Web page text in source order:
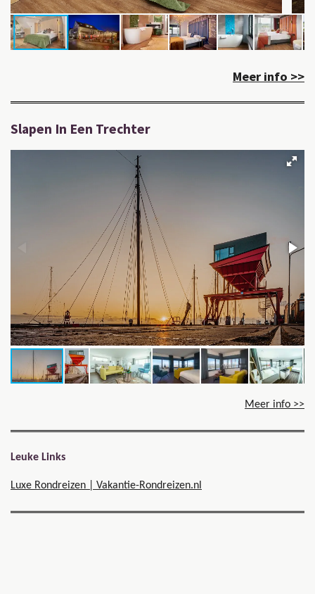
Meer info >>
Slapen In Een Trechter
Meer info >>
Leuke Links
Luxe Rondreizen | Vakantie-Rondreizen.nl